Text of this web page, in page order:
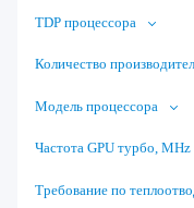
TDP процессора
Количество
Модель процессора
Частота GPU турбо, MHz
Требование по